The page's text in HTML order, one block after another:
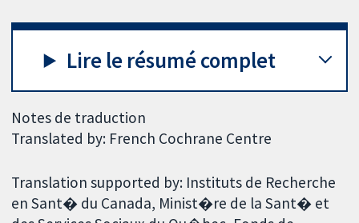
Lire le résumé complet
Notes de traduction
Translated by: French Cochrane Centre
Translation supported by: Instituts de Recherche
en Sant� du Canada, Minist�re de la Sant� et